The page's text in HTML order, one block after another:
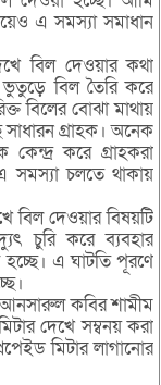
এ সমস্যা সমাধান
বিল দেওয়ার কথা
ভুতুড়ে বিল তৈরি করে
বিলের বোঝা মাথায়
সাধারন গ্রাহক। অনেক
করে গ্রাহকরা
সমস্যা চলতে থাকায়
বিল দেওয়ার বিষয়টি
চুরি করে ব্যবহার
এ ঘাটতি পূরণে
কবির শামীম
দেখে সম্বনয় করা
মিটার লাগানোর